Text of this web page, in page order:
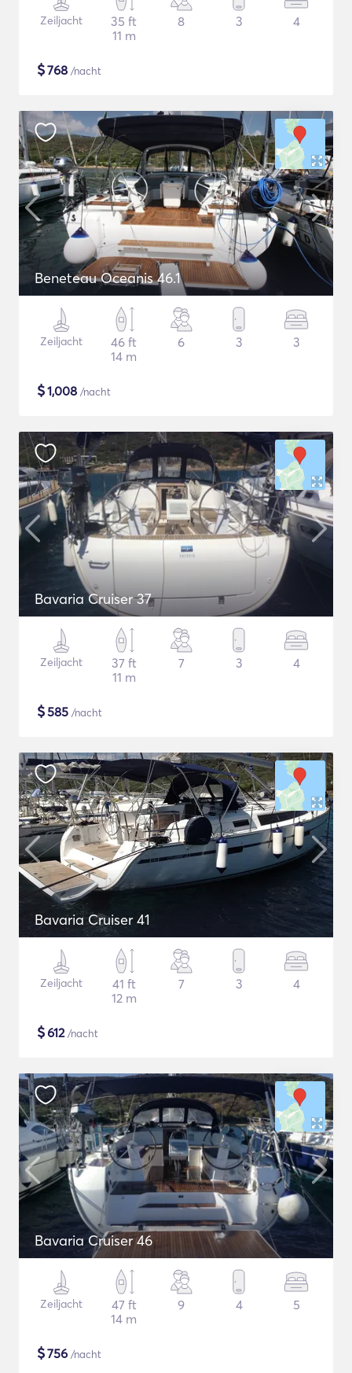
Zeiljacht
35 ft
11 m
8 3 4
$768 /nacht
Beneteau Oceanis 46.1
Zeiljacht
46 ft
14 m
6 3 3
$1,008 /nacht
Bavaria Cruiser 37
Zeiljacht
37 ft
11 m
7 3 4
$585 /nacht
Bavaria Cruiser 41
Zeiljacht
41 ft
12 m
7 3 4
$612/nacht
Bavaria Cruiser 46
Zeiljacht
47 ft
14 m
9 4 5
$756 /nacht